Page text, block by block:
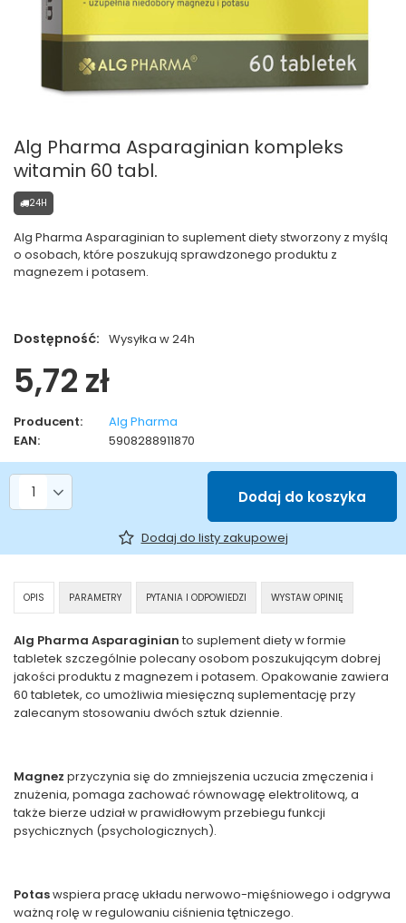
Alg Pharma Asparaginian kompleks
witamin 60 tabl.
24H
Alg Pharma Asparaginian to suplement diety stworzony z myślą
o osobach, które poszukują sprawdzonego produktu z
magnezem i potasem.
Dostępność: Wysyłka w 24h
5,72 zł
Producent:
Alg Pharma
EAN:
5908288911870
Liczba produktów
Dodaj do koszyka
Dodaj do listy zakupowej
OPIS PARAMETRY PYTANIA I ODPOWIEDZI WYSTAW OPINIĘ
Alg Pharma Asparaginian to suplement diety w formie
tabletek szczególnie polecany osobom poszukującym dobrej
jakości produktu z magnezem i potasem. Opakowanie zawiera
60 tabletek, co umożliwia miesięczną suplementację przy
zalecanym stosowaniu dwóch sztuk dziennie.
Magnez przyczynia się do zmniejszenia uczucia zmęczenia i
znużenia, pomaga zachować równowagę elektrolitową, a
także bierze udział w prawidłowym przebiegu funkcji
psychicznych (psychologicznych).
Potaswspiera pracę układu nerwowo-mięśniowego i odgrywa
ważną rolę w regulowaniu ciśnienia tętniczego.